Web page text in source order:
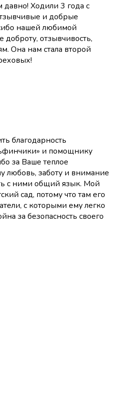
Ходили 3 года с
и добрые
нашей любимой
отзывчивость,
Она нам стала второй
благодарность
и помощнику
за Ваше теплое
любовь, заботу и внимание
с ними общий язык. Мой
сад, потому что там его
с которыми ему легко
за безопасность своего